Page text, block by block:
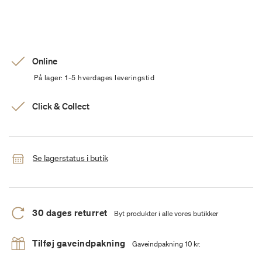
Online
På lager: 1-5 hverdages leveringstid
Click & Collect
Se lagerstatus i butik
30 dages returret Byt produkter i alle vores butikker
Tilføj gaveindpakning Gaveindpakning 10 kr.